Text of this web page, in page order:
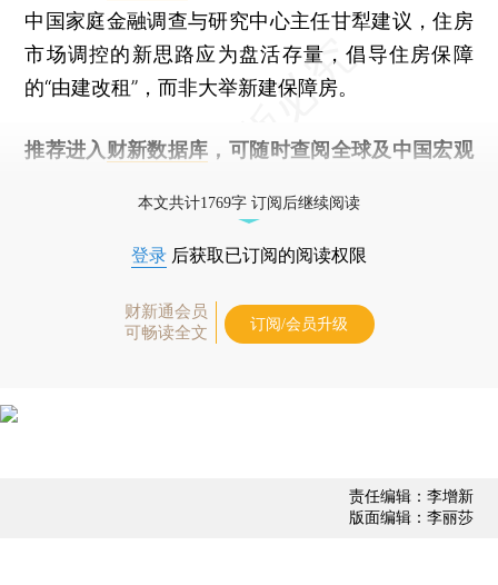
中国家庭金融调查与研究中心主任甘犁建议，住房
市场调控的新思路应为盘活存量，倡导住房保障
的“由建改租”，而非大举新建保障房。
推荐进入 财新数据库 ，可随时查阅全球及中国宏观
本文共计1769字 订阅后继续阅读
登录 后获取已订阅的阅读权限
财新通会员
可畅读全文
订阅/会员升级
责任编辑：李增新
版面编辑：李丽莎